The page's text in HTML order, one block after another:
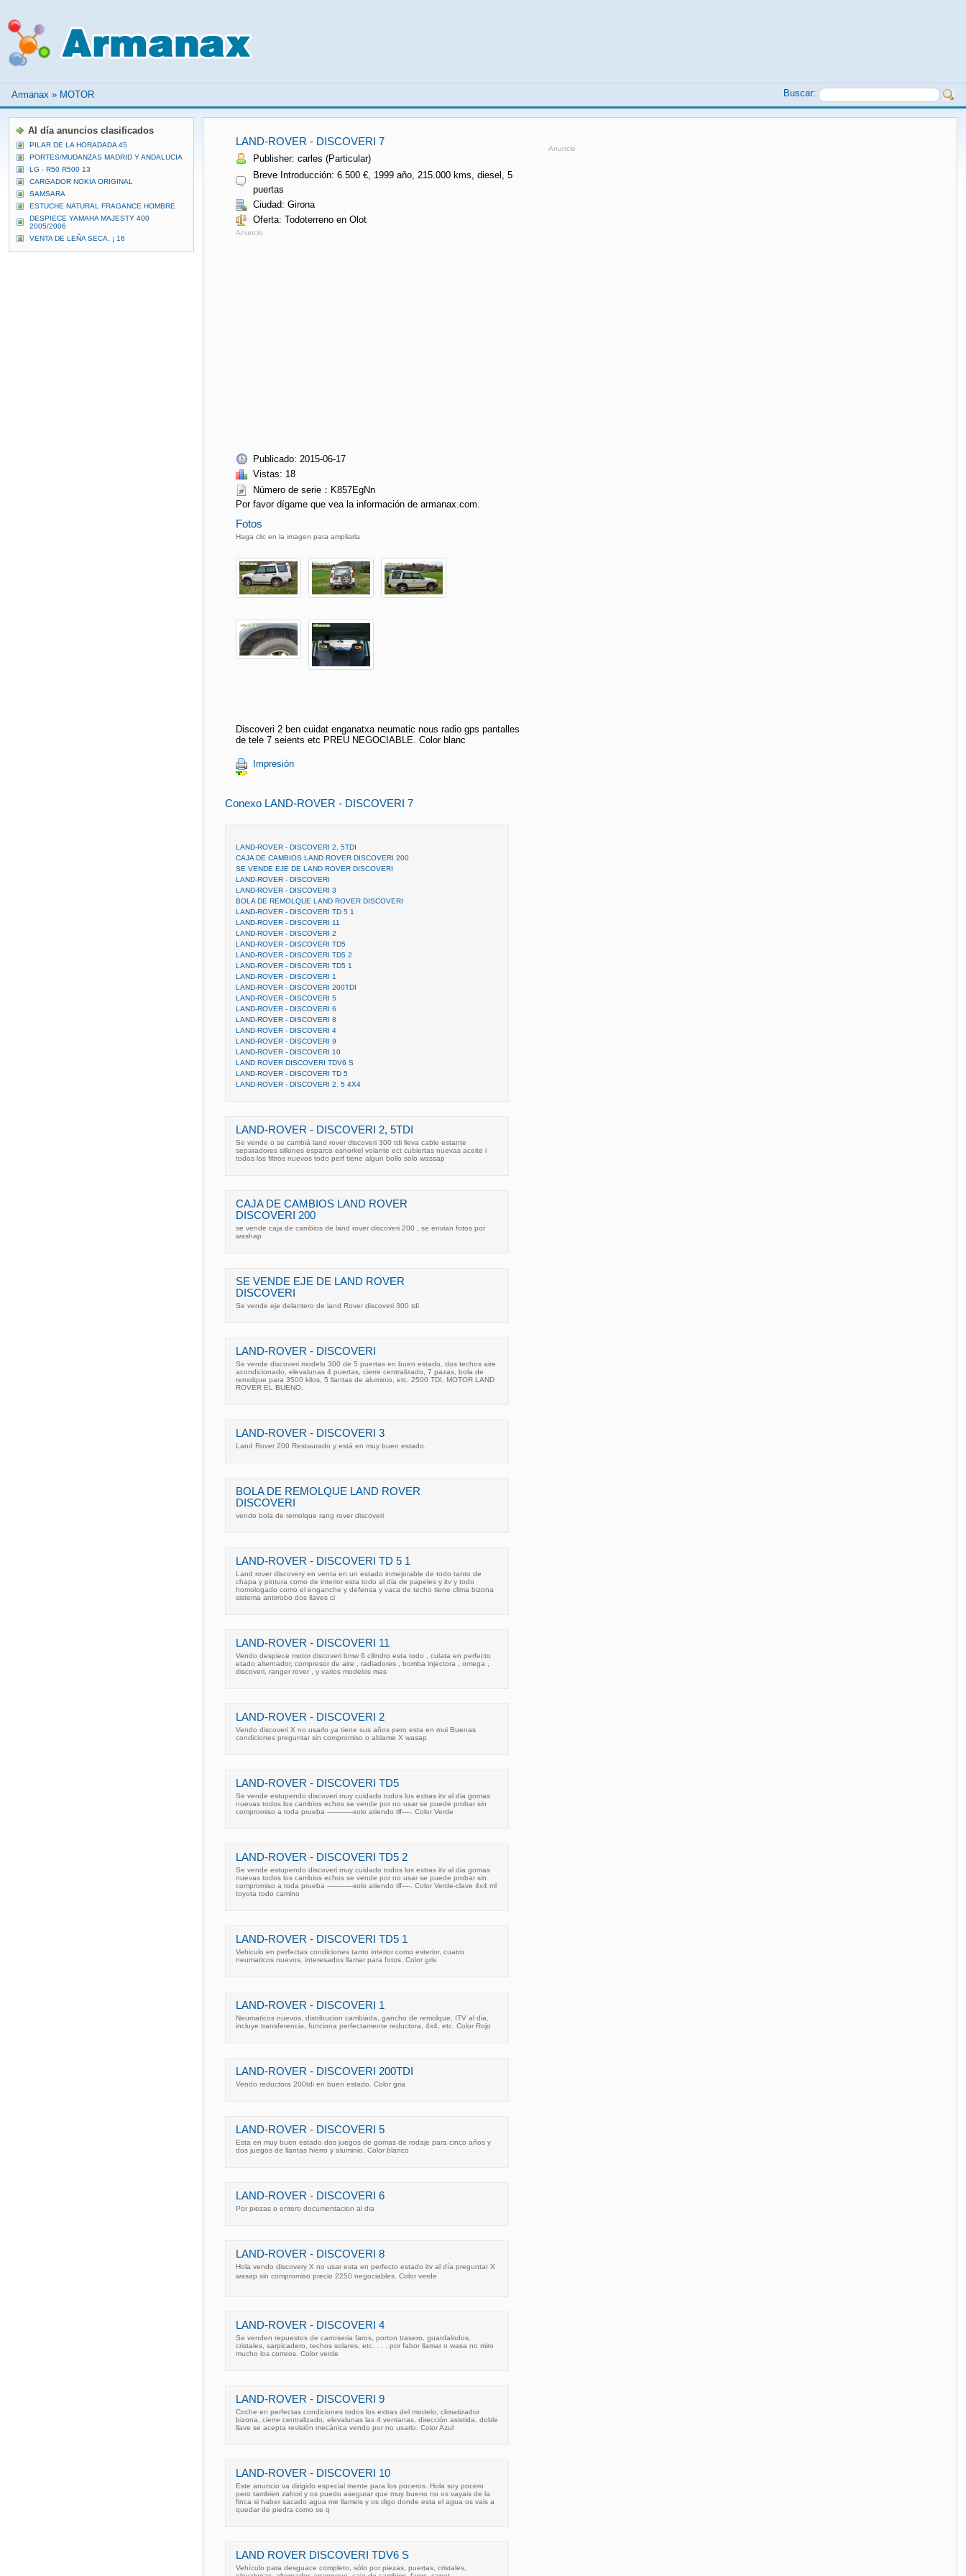
Armanax » MOTOR Buscar:
LAND-ROVER - DISCOVERI 7
Publisher: carles (Particular)
Breve Introducción: 6.500 €, 1999 año, 215.000 kms, diesel, 5
puertas
Ciudad: Girona
Oferta: Todoterreno en Olot
Anuncio
Publicado: 2015-06-17
Vistas: 18
Número de serie：K857EgNn
Por favor dígame que vea la información de armanax.com.
Fotos
Haga clic en la imagen para ampliarla
Discoveri 2 ben cuidat enganatxa neumatic nous radio gps pantalles
de tele 7 seients etc PREU NEGOCIABLE. Color blanc
Impresión
Anuncio
Conexo LAND-ROVER - DISCOVERI 7
LAND-ROVER - DISCOVERI 2, 5TDI
CAJA DE CAMBIOS LAND ROVER DISCOVERI 200
SE VENDE EJE DE LAND ROVER DISCOVERI
LAND-ROVER - DISCOVERI
LAND-ROVER - DISCOVERI 3
BOLA DE REMOLQUE LAND ROVER DISCOVERI
LAND-ROVER - DISCOVERI TD 5 1
LAND-ROVER - DISCOVERI 11
LAND-ROVER - DISCOVERI 2
LAND-ROVER - DISCOVERI TD5
LAND-ROVER - DISCOVERI TD5 2
LAND-ROVER - DISCOVERI TD5 1
LAND-ROVER - DISCOVERI 1
LAND-ROVER - DISCOVERI 200TDI
LAND-ROVER - DISCOVERI 5
LAND-ROVER - DISCOVERI 6
LAND-ROVER - DISCOVERI 8
LAND-ROVER - DISCOVERI 4
LAND-ROVER - DISCOVERI 9
LAND-ROVER - DISCOVERI 10
LAND ROVER DISCOVERI TDV6 S
LAND-ROVER - DISCOVERI TD 5
LAND-ROVER - DISCOVERI 2. 5 4X4
LAND-ROVER - DISCOVERI 2, 5TDI
Se vende o se cambiá land rover discoveri 300 tdi lleva cable estante
separadores sillones esparco esnorkel volante ect cubiertas nuevas aceite i
todos los filtros nuevos todo perf tiene algun bollo solo wassap
CAJA DE CAMBIOS LAND ROVER
DISCOVERI 200
se vende caja de cambios de land rover discoveri 200 , se envian fotos por
washap
SE VENDE EJE DE LAND ROVER
DISCOVERI
Se vende eje delantero de land Rover discoveri 300 tdi
LAND-ROVER - DISCOVERI
Se vende discoveri modelo 300 de 5 puertas en buen estado, dos techos aire
acondicionado, elevalunas 4 puertas, cierre centralizado, 7 pazas, bola de
remolque para 3500 kilos, 5 llantas de aluminio, etc. 2500 TDI, MOTOR LAND
ROVER EL BUENO.
LAND-ROVER - DISCOVERI 3
Land Rover 200 Restaurado y está en muy buen estado.
BOLA DE REMOLQUE LAND ROVER
DISCOVERI
vendo bola de remolque rang rover discoveri
LAND-ROVER - DISCOVERI TD 5 1
Land rover discovery en venta en un estado inmejorable de todo tanto de
chapa y pintura como de interior esta todo al dia de papeles y itv y todo
homologado como el enganche y defensa y vaca de techo tiene clima bizona
sistema antirrobo dos llaves ci
LAND-ROVER - DISCOVERI 11
Vendo despiece motor discoveri bmw 6 cilindro esta todo , culata en perfecto
etado alternador, compresor de aire , radiadores , bomba injectora , omega ,
discoveri, ranger rover , y varios modelos mas
LAND-ROVER - DISCOVERI 2
Vendo discoveri X no usarlo ya tiene sus años pero esta en mui Buenas
condiciones preguntar sin compromiso o ablame X wasap
LAND-ROVER - DISCOVERI TD5
Se vende estupendo discoveri muy cuidado todos los extras itv al dia gomas
nuevas todos los cambios echos se vende por no usar se puede probar sin
compromiso a toda prueba ------------solo atiendo tlf----. Color Verde
LAND-ROVER - DISCOVERI TD5 2
Se vende estupendo discoveri muy cuidado todos los extras itv al dia gomas
nuevas todos los cambios echos se vende por no usar se puede probar sin
compromiso a toda prueba ------------solo atiendo tlf----. Color Verde-clave 4x4 ml
toyota todo camino
LAND-ROVER - DISCOVERI TD5 1
Vehiculo en perfectas condiciones tanto interior como esterior, cuatro
neumaticos nuevos. interesados llamar para fotos. Color gris
LAND-ROVER - DISCOVERI 1
Neumaticos nuevos, distribucion cambiada, gancho de remolque, ITV al dia,
incluye transferencia, funciona perfectamente reductora, 4x4, etc. Color Rojo
LAND-ROVER - DISCOVERI 200TDI
Vendo reductora 200tdi en buen estado. Color gria
LAND-ROVER - DISCOVERI 5
Esta en muy buen estado dos juegos de gomas de rodaje para cinco años y
dos juegos de llantas hierro y aluminio. Color blanco
LAND-ROVER - DISCOVERI 6
Por piezas o entero documentacion al dia
LAND-ROVER - DISCOVERI 8
Hola vendo discovery X no usar esta en perfecto estado itv al día preguntar X
wasap sin compromiso precio 2250 negociables. Color verde
LAND-ROVER - DISCOVERI 4
Se venden repuestos de carroseria faros, porton trasero, guardalodos,
cristales, sarpicadero, techos solares, etc. . . . por fabor llamar o wasa no miro
mucho los correos. Color verde
LAND-ROVER - DISCOVERI 9
Coche en perfectas condiciones todos los extras del modelo, climatizador
bizona, cierre centralizado, elevalunas las 4 ventanas, dirección asistida, doble
llave se acepta revisión mecánica vendo por no usarlo. Color Azul
LAND-ROVER - DISCOVERI 10
Este anuncio va dirigido especial mente para los poceros. Hola soy pocero
pero tambien zahori y os puedo asegurar que muy bueno no os vayais de la
finca si haber sacado agua me llameis y os digo donde esta el agua os vais a
quedar de piedra como se q
LAND ROVER DISCOVERI TDV6 S
Vehículo para desguace completo, sólo por piezas, puertas, cristales,
Al día anuncios clasificados
PILAR DE LA HORADADA 45
PORTES/MUDANZAS MADRID Y ANDALUCIA
LG - R50 R500 13
CARGADOR NOKIA ORIGINAL
SAMSARA
ESTUCHE NATURAL FRAGANCE HOMBRE
DESPIECE YAMAHA MAJESTY 400
2005/2006
VENTA DE LEÑA SECA. ¡ 16